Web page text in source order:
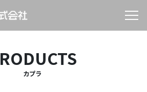
PRODUCTS
カプラ